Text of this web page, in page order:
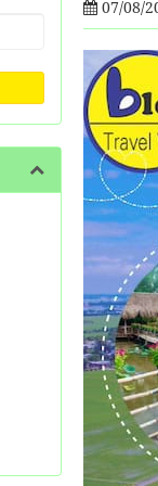
07/08/